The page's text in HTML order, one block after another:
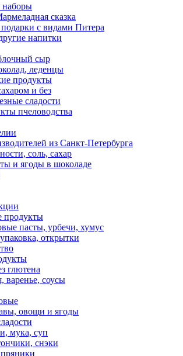
наборы
сказка
с видами Питера
напитки
сыр
леденцы
продукты
и без
сладости
пчеловодства
из Санкт-Петербурга
соль, сахар
и ягоды в шоколаде
продукты
пасты, урбечи, хумус
открытки
глютена
варенье, соусы
овощи и ягоды
мука, суп
снэки